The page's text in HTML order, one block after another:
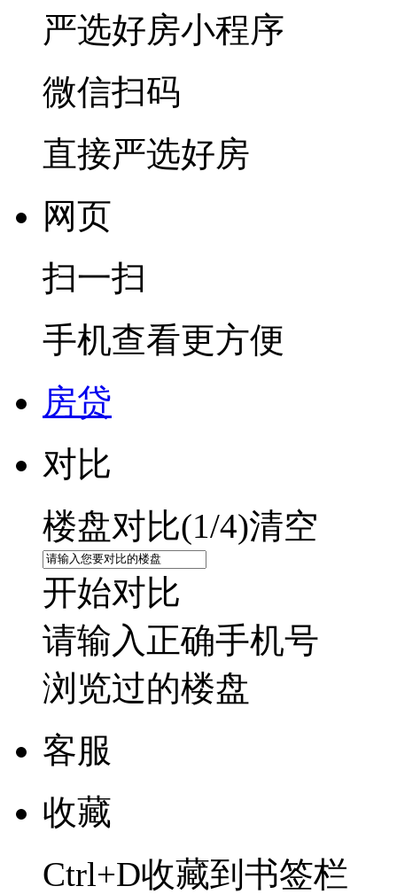
严选好房小程序
微信扫码
直接严选好房
网页
扫一扫
手机查看更方便
房贷
对比
楼盘对比(1/4)清空
开始对比
请输入正确手机号
浏览过的楼盘
客服
收藏
Ctrl+D收藏到书签栏